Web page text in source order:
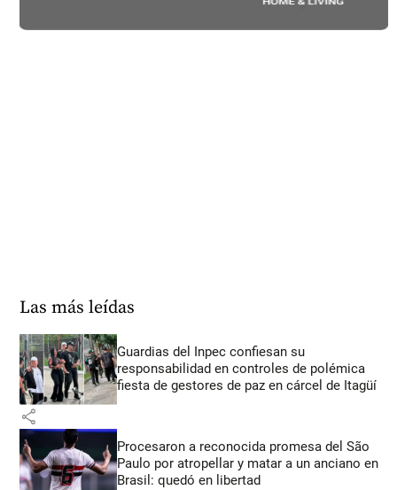
Las más leídas
Guardias del Inpec confiesan su
responsabilidad en controles de polémica
fiesta de gestores de paz en cárcel de Itagüí
share
Procesaron a reconocida promesa del São
Paulo por atropellar y matar a un anciano en
Brasil: quedó en libertad